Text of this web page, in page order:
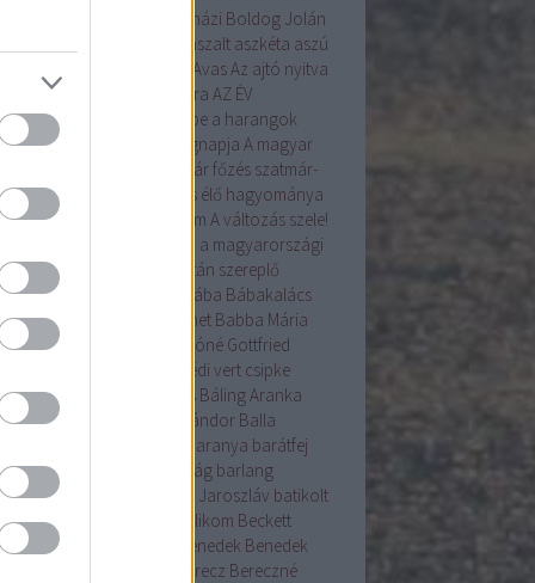
Árpádházi Boldog Jolán
aszalt aszkéta aszú
AvasAz ajtó nyitva
Az Én Újságom az Év madara AZ ÉV
a betakarítás ünnepe a harangok
mennek
a kenyér világnapja A magyar
A szilvalekvár főzés szatmár-
hagyománya
A tojásírás élő hagyománya
A Tudás 6alom A változás szele!
gyökérzettel rendelkeznek a magyarországi
A Világörökség Listán szereplő
helyszínek
bába Bábakalács
Bábtársulat
Babanet Babba Mária
Bakóné Gottfried
balatonendrédi vert csipke
Balázs-járás balázsolás Báling Aranka
Lászlóné
Bálint Sándor Balla
Baranya barátfej
Barbara Barkóság barlang
Bartha Júlia Bastyur Jaroszláv batikolt
Bazsalikom Beckett
beigli Benedek Benedek
Berecz Bereczné